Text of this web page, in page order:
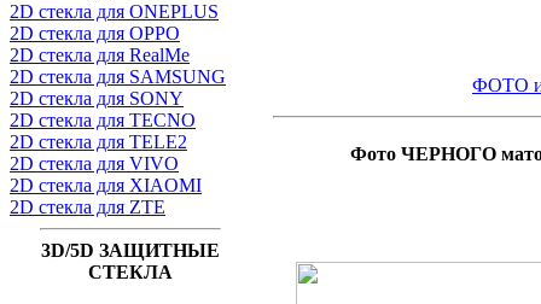
2D стекла для ONEPLUS
2D стекла для OPPO
2D стекла для RealMe
2D стекла для SAMSUNG
2D стекла для SONY
2D стекла для TECNO
2D стекла для TELE2
2D стекла для VIVO
2D стекла для XIAOMI
2D стекла для ZTE
3D/5D ЗАЩИТНЫЕ
СТЕКЛА
ФОТО
Фото ЧЕРНОГО